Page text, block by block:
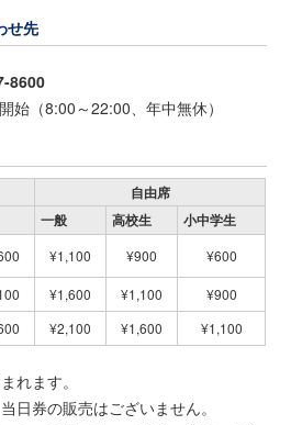
せ先
8600
始（8:00～22:00、年中無休）
自由席
一般 高校生
小中学生
¥1,100 ¥900 ¥600
¥1,600 ¥1,100 ¥900
¥2,100 ¥1,600 ¥1,100
れます。
日券の販売はございません。